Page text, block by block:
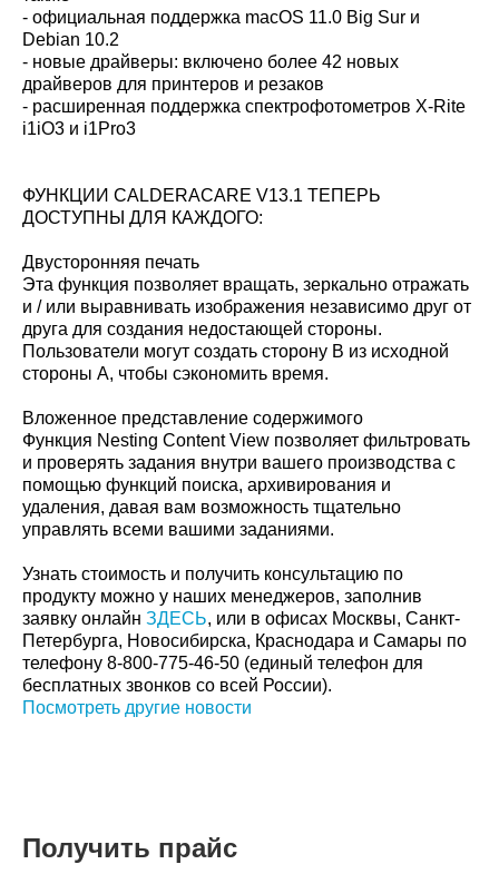
- официальная поддержка macOS 11.0 Big Sur и
Debian 10.2
- новые драйверы: включено более 42 новых
драйверов для принтеров и резаков
- расширенная поддержка спектрофотометров X-Rite
i1iO3 и i1Pro3
ФУНКЦИИ CALDERACARE V13.1 ТЕПЕРЬ
ДОСТУПНЫ ДЛЯ КАЖДОГО:
Двусторонняя печать
Эта функция позволяет вращать, зеркально отражать
и / или выравнивать изображения независимо друг от
друга для создания недостающей стороны.
Пользователи могут создать сторону B из исходной
стороны A, чтобы сэкономить время.
Вложенное представление содержимого
Функция Nesting Content View позволяет фильтровать
и проверять задания внутри вашего производства с
помощью функций поиска, архивирования и
удаления, давая вам возможность тщательно
управлять всеми вашими заданиями.
Узнать стоимость и получить консультацию по
продукту можно у наших менеджеров, заполнив
заявку онлайн ЗДЕСЬ, или в офисах Москвы, Санкт-
Петербурга, Новосибирска, Краснодара и Самары по
телефону 8-800-775-46-50 (единый телефон для
бесплатных звонков со всей России).
Посмотреть другие новости
Получить прайс